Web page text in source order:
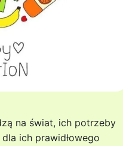
na świat, ich potrzeby
ich prawidłowego